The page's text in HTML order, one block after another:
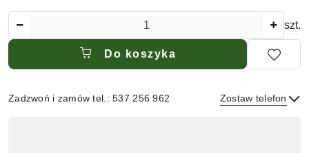
szt.
Do koszyka
Zadzwoń i zamów tel.: 537 256 962 Zostaw telefon